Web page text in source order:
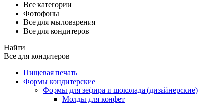
Все категории
Фотофоны
Все для мыловарения
Все для кондитеров
Найти
Все для кондитеров
Пищевая печать
Формы кондитерские
Формы для зефира и шоколада (дизайнерские)
Молды для конфет